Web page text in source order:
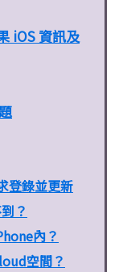
iOS 資訊及
登錄並更新
？
內？
空間？